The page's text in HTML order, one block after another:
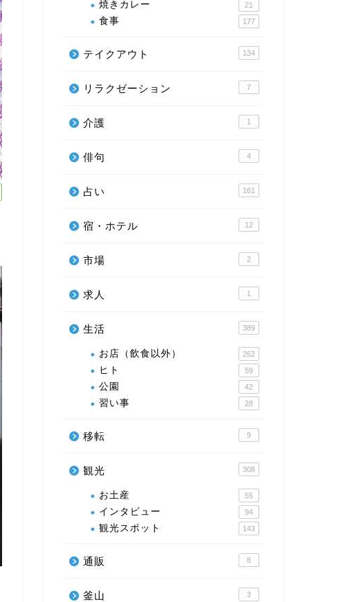
焼きカレー 21
食事 177
テイクアウト 134
リラクゼーション 7
介護 1
俳句 4
占い 161
宿・ホテル 12
市場 2
求人 1
生活 389
お店（飲食以外） 262
ヒト 59
公園 42
習い事 28
移転 9
観光 308
お土産 55
インタビュー 94
観光スポット 143
通販 8
釜山 3